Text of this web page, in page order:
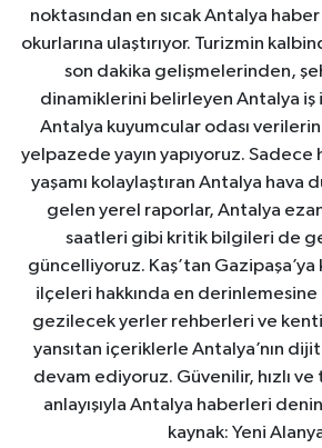
noktasından en sıcak Antalya haber
okurlarına ulaştırıyor. Turizmin
son dakika gelişmelerinden,
dinamiklerini belirleyen Antalya iş
Antalya kuyumcular odası
yelpazede yayın yapıyoruz.
yaşamı kolaylaştıran Antalya hava
gelen yerel raporlar, Antalya
saatleri gibi kritik bilgileri de
güncelliyoruz. Kaş’tan
ilçeleri hakkında en
gezilecek yerler rehberleri ve
yansıtan içeriklerle Antalya’nın
devam ediyoruz. Güvenilir, hızlı
anlayışıyla Antalya haberleri
kaynak: Yeni